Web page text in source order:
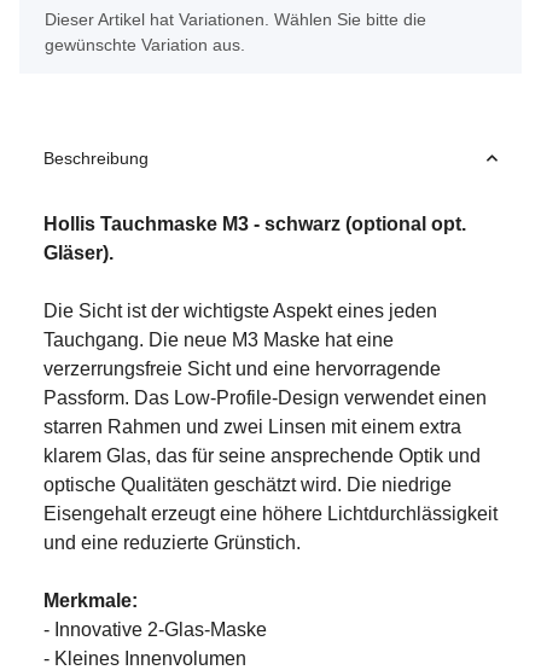
x
Dieser Artikel hat Variationen. Wählen Sie bitte die
gewünschte Variation aus.
Beschreibung
Hollis Tauchmaske M3 - schwarz (optional opt.
Gläser).
Die Sicht ist der wichtigste Aspekt eines jeden
Tauchgang. Die neue M3 Maske hat eine
verzerrungsfreie Sicht und eine hervorragende
Passform. Das Low-Profile-Design verwendet einen
starren Rahmen und zwei Linsen mit einem extra
klarem Glas, das für seine ansprechende Optik und
optische Qualitäten geschätzt wird. Die niedrige
Eisengehalt erzeugt eine höhere Lichtdurchlässigkeit
und eine reduzierte Grünstich.
Merkmale:
- Innovative 2-Glas-Maske
- Kleines Innenvolumen